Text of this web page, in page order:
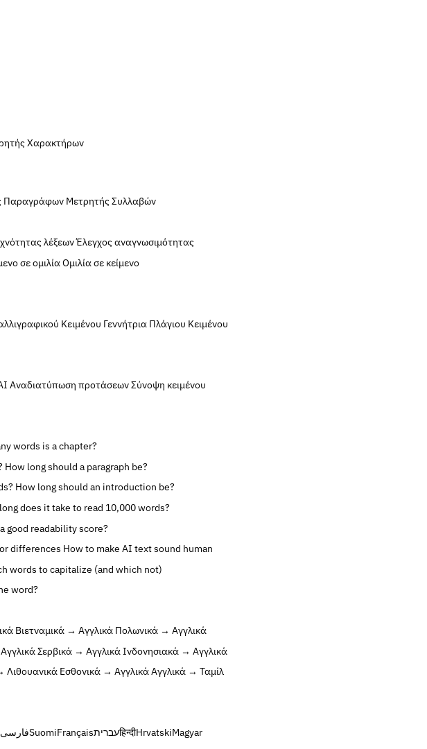
Χαρακτήρων
Παραγράφων Μετρητής Συλλαβών
λέξεωνΈλεγχος αναγνωσιμότητας
σε ομιλίαΟμιλία σε κείμενο
Κειμένου Γεννήτρια Πλάγιου Κειμένου
Αναδιατύπωση προτάσεωνΣύνοψη κειμένου
words is a chapter?
How long should a paragraph be?
How long should an introduction be?
does it take to read 10,000 words?
good readability score?
differences How to make AI text sound human
words to capitalize (and which not)
word?
Βιετναμικά → Αγγλικά Πολωνικά → Αγγλικά
Σερβικά → ΑγγλικάΙνδονησιακά → Αγγλικά
Λιθουανικά Εσθονικά → ΑγγλικάΑγγλικά → Ταμίλ
فارسیSuomiFrançaisעבריתहिन्दीHrvatskiMagyar